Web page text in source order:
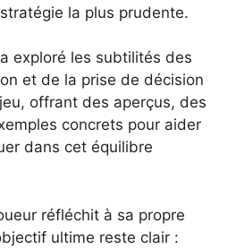
la plus prudente.
exploré les subtilités des
et de la prise de décision
offrant des aperçus, des
concrets pour aider
dans cet équilibre
réfléchit à sa propre
ultime reste clair :